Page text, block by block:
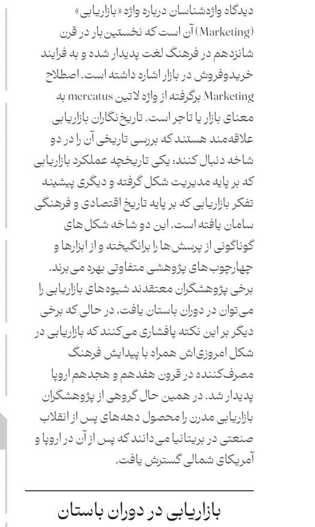
دیدگاه واژه‌شناسان درباره واژه «بازاریابی»
(Marketing) آن است که نخستین‌بار در قرن
شانزدهم در فرهنگ لغت پدیدار شده و به فرایند
خریدوفروش در بازار اشاره داشته است. اصطلاح
Marketing برگرفته از واژه لاتین mercatus به
معنای بازار یا تاجر است. تاریخ‌نگاران بازاریابی
علاقه‌مند هستند که بررسی تاریخی آن را در دو
شاخه دنبال کنند: یکی تاریخچه عملکرد بازاریابی
که بر پایه مدیریت شکل گرفته و دیگری پیشینه
تفکر بازاریابی که بر پایه تاریخ اقتصادی و فرهنگی
سامان یافته است. این دو شاخه شکل‌های
گوناگونی از پرسش‌ها را برانگیخته و از ابزارها و
چهارچوب‌های پژوهشی متفاوتی بهره می‌برند.
برخی پژوهشگران معتقدند شیوه‌های بازاریابی را
می‌توان در دوران باستان یافت، در حالی که برخی
دیگر بر این نکته پافشاری می‌کنند که بازاریابی در
شکل امروزی‌اش همراه با پیدایش فرهنگ
مصرف‌کننده در قرون هفدهم و هجدهم اروپا
پدیدار شد. در همین حال گروهی از پژوهشگران
بازاریابی مدرن را محصول دهه‌های پس از انقلاب
صنعتی در بریتانیا می‌دانند که پس از آن در اروپا و
آمریکای شمالی گسترش یافت.
بازاریابی در دوران باستان